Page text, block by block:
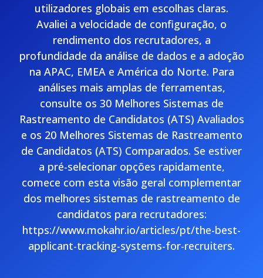
utilizadores globais em escolhas claras.
Avaliei a velocidade de configuração, o
rendimento dos recrutadores, a
profundidade da análise de dados e a adoção
na APAC, EMEA e América do Norte. Para
análises mais amplas de ferramentas,
consulte os 30 Melhores Sistemas de
Rastreamento de Candidatos (ATS) Avaliados
e os 20 Melhores Sistemas de Rastreamento
de Candidatos (ATS) Comparados. Se estiver
a pré-selecionar opções rapidamente,
comece com esta visão geral complementar
dos melhores sistemas de rastreamento de
candidatos para recrutadores:
https://www.mokahr.io/articles/pt/the-best-
applicant-tracking-systems-for-recruiters.